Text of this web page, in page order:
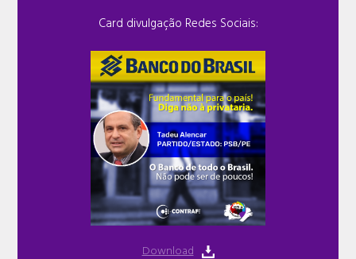
Card divulgação Redes Sociais:
Download